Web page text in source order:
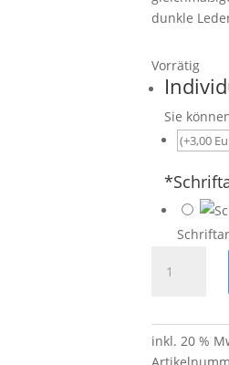
dunkle
Vorrätig
Sie
*
dunklem
Rosshaar
inkl. 20 %